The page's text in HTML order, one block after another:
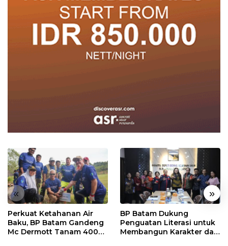
« »
Perkuat Ketahanan Air
Baku, BP Batam Gandeng
Mc Dermott Tanam 400
BP Batam Dukung
Penguatan Literasi untuk
Membangun Karakter dan